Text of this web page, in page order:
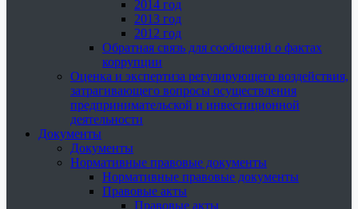
2014 год
2013 год
2012 год
Обратная связь для сообщений о фактах
коррупции
Оценка и экспертиза регулирующего воздействия,
затрагивающего вопросы осуществления
предпринимательской и инвестиционной
деятельности
Документы
Документы
Нормативные правовые документы
Нормативные правовые документы
Правовые акты
Правовые акты